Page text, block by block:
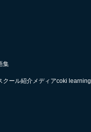
集
クール紹介メディアcoki learning